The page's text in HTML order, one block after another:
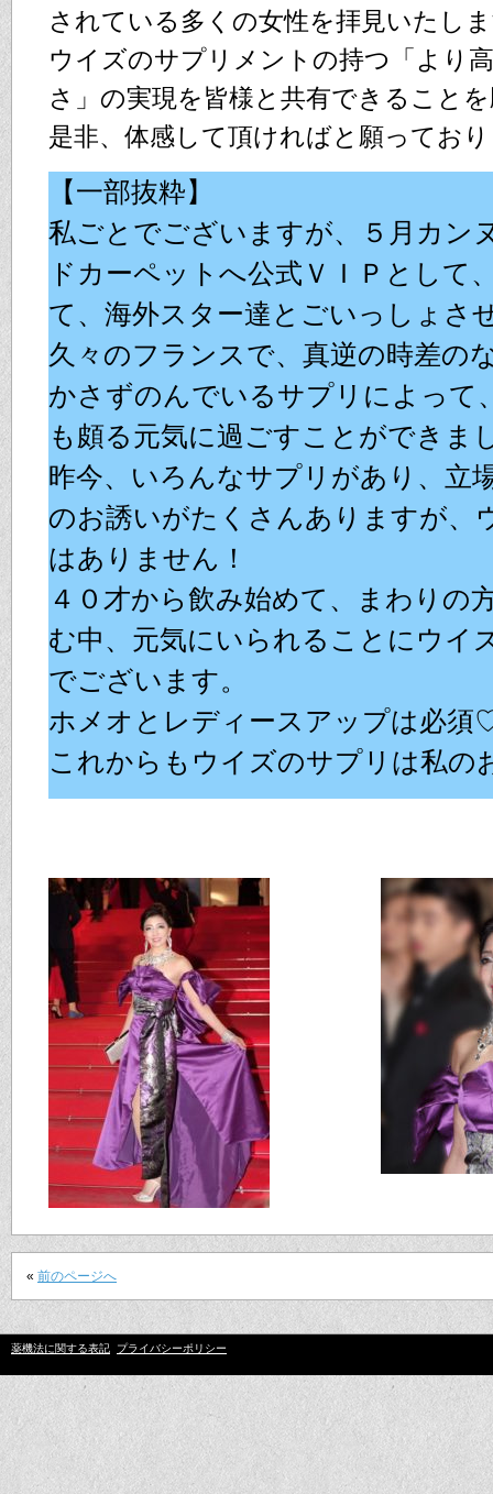
されている多くの女性を拝見いたし
ウイズのサプリメントの持つ「より
さ」の実現を皆様と共有できること
是非、体感して頂ければと願ってお
【一部抜粋】
私ごとでございますが、５月カン
ドカーペットへ公式ＶＩＰとして
て、海外スター達とごいっしょさ
久々のフランスで、真逆の時差の
かさずのんでいるサプリによって
も頗る元気に過ごすことができま
昨今、いろんなサプリがあり、立
のお誘いがたくさんありますが、
はありません！
４０才から飲み始めて、まわりの
む中、元気にいられることにウイ
でございます。
ホメオとレディースアップは必
これからもウイズのサプリは私の
« 前のページへ
薬機法に関する表記 プライバシーポリシー